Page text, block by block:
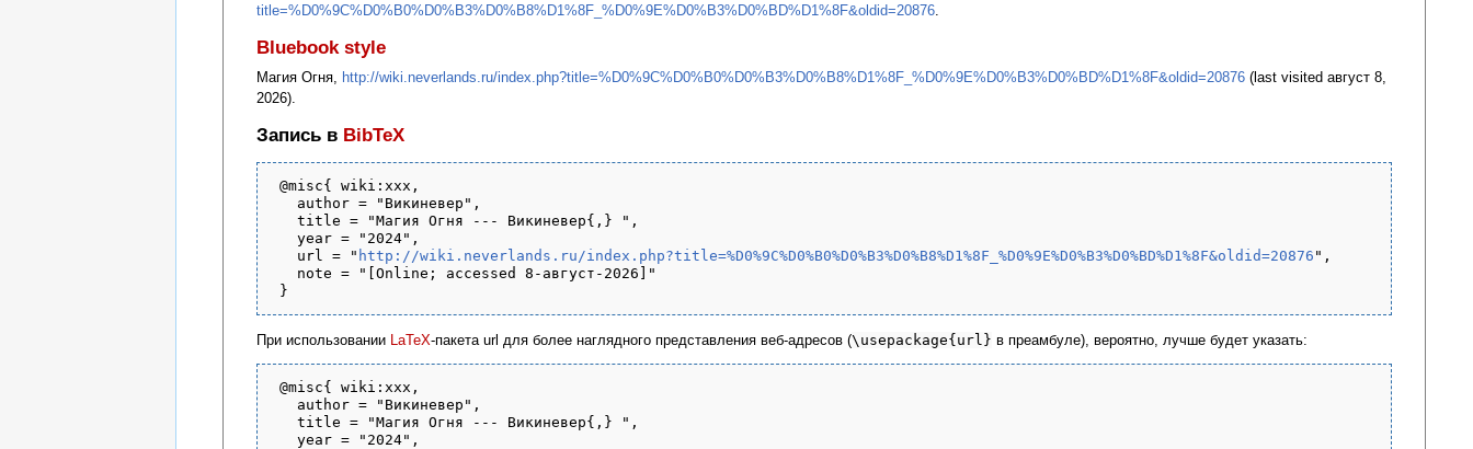
title=%D0%9C%D0%B0%D0%B3%D0%B8%D1%8F_%D0%9E%D0%B3%D0%BD%D1%8F&oldid=20876.
Bluebook style
Магия Огня, http://wiki.neverlands.ru/index.php?title=%D0%9C%D0%B0%D0%B3%D0%B8%D1%8F_%D0%9E%D0%B3%D0%BD%D1%8F&oldid=20876(last visited август 8,
2026).
Запись в BibTeX
@misc{ wiki:xxx,
   author = "Викиневер",
   title = "Магия Огня --- Викиневер{,} ",
   year = "2024",
   url = "
http://wiki.neverlands.ru/index.php?title=%D0%9C%D0%B0%D0%B3%D0%B8%D1%8F_%D0%9E%D0%B3%D0%BD%D1%8F&oldid=20876 ",
   note = "[Online; accessed 8-август-2026]"
При использовании LaTeX-пакета url для более наглядного представления веб-адресов (\usepackage{url} в преамбуле), вероятно, лучше будет указать:
@misc{ wiki:xxx,
   author = "Викиневер",
   title = "Магия Огня --- Викиневер{,} ",
   year = "2024",